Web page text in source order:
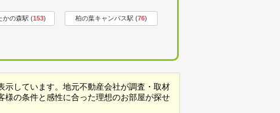
かの森駅 (153) 柏の葉キャンパス駅 (76)
しています。地元不動産会社が調査・取材
様の条件と感性に合った理想のお部屋が探せ